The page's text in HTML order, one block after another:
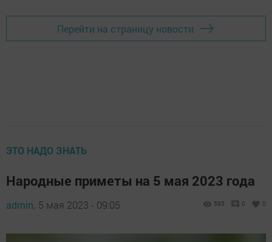
Перейти на страницу новости
ЭТО НАДО ЗНАТЬ
Народные приметы на 5 мая 2023 года
admin, 5 мая 2023 - 09:05 595 0 0